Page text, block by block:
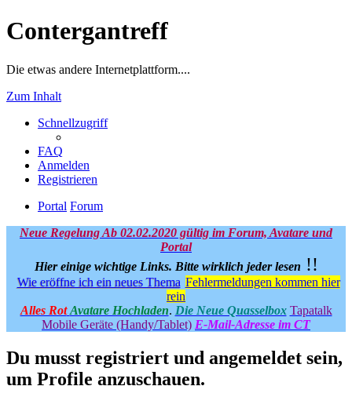
Contergantreff
Die etwas andere Internetplattform....
Zum Inhalt
Schnellzugriff
FAQ
Anmelden
Registrieren
Portal Forum
Neue Regelung Ab 02.02.2020 gültig im Forum, Avatare und
Portal
Hier einige wichtige Links. Bitte wirklich jeder lesen !!
Wie eröffne ich ein neues Thema Fehlermeldungen kommen hier
rein
Alles Rot Avatare Hochladen. Die Neue Quasselbox Tapatalk
Mobile Geräte (Handy/Tablet) E-Mail-Adresse im CT
Du musst registriert und angemeldet sein,
um Profile anzuschauen.